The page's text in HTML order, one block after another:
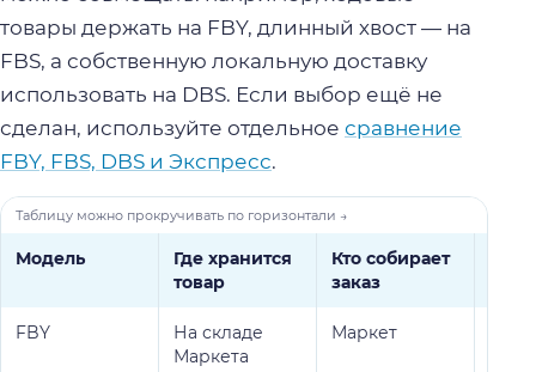
товары держать на FBY, длинный хвост — на
FBS, а собственную локальную доставку
использовать на DBS. Если выбор ещё не
сделан, используйте отдельное сравнение
FBY, FBS, DBS и Экспресс.
Модель
Где хранится
товар
Кто собирает
заказ
FBY
На складе
Маркета
Маркет